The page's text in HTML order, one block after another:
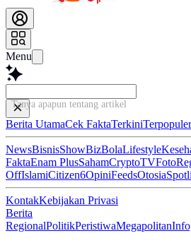
Menu
Tanya apapun tentang artikel ini...
Berita UtamaCek FaktaTerkiniTerpopuler
NewsBisnisShowBizBolaLifestyle
FaktaEnam PlusSahamCryptoTVFoto
OffIslamiCitizen6OpiniFeedsOtosia
KontakKebijakan Privasi
Berita
RegionalPolitikPeristiwaMegapolitan